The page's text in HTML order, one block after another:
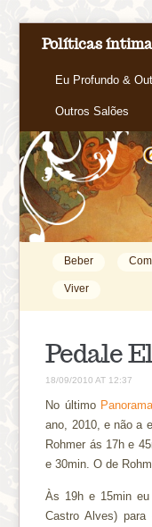
Políticas
Eu Profundo &
Outros Salões
Beber
Viver
Pedale
18/09/2010 AT 12:37
No último
ano, 2010, e não a
Rohmer ás 17h e
e 30min. O de
Às 19h e 15min
Castro Alves)